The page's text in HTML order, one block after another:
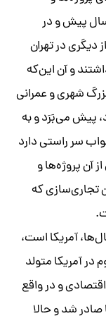
پیش و در
در تهران
و آن این‌که
شهری و عمرانی
پیش می‌بَرَد و به
سر راستی دارد
آن پروژه‌ها و
تجاری‌سازی که
آمریکا است،
آمریکا متولد
و در واقع
صادر شد و حالا